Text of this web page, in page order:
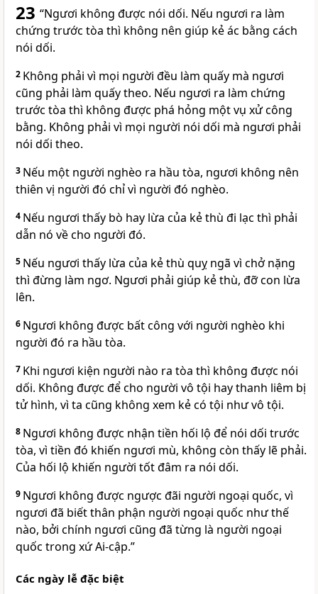
23 “Ngươi không được nói dối. Nếu ngươi ra làm
chứng trước tòa thì không nên giúp kẻ ác bằng cách
nói dối.
2 Không phải vì mọi người đều làm quấy mà ngươi
cũng phải làm quấy theo. Nếu ngươi ra làm chứng
trước tòa thì không được phá hỏng một vụ xử công
bằng. Không phải vì mọi người nói dối mà ngươi phải
nói dối theo.
3 Nếu một người nghèo ra hầu tòa, ngươi không nên
thiên vị người đó chỉ vì người đó nghèo.
4 Nếu ngươi thấy bò hay lừa của kẻ thù đi lạc thì phải
dẫn nó về cho người đó.
5 Nếu ngươi thấy lừa của kẻ thù quỵ ngã vì chở nặng
thì đừng làm ngơ. Ngươi phải giúp kẻ thù, đỡ con lừa
lên.
6 Ngươi không được bất công với người nghèo khi
người đó ra hầu tòa.
7 Khi ngươi kiện người nào ra tòa thì không được nói
dối. Không được để cho người vô tội hay thanh liêm bị
tử hình, vì ta cũng không xem kẻ có tội như vô tội.
8 Ngươi không được nhận tiền hối lộ để nói dối trước
tòa, vì tiền đó khiến ngươi mù, không còn thấy lẽ phải.
Của hối lộ khiến người tốt đâm ra nói dối.
9 Ngươi không được ngược đãi người ngoại quốc, vì
ngươi đã biết thân phận người ngoại quốc như thế
nào, bởi chính ngươi cũng đã từng là người ngoại
quốc trong xứ Ai-cập.”
Các ngày lễ đặc biệt